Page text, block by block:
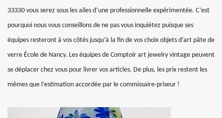
33330 vous serez sous les ailes d’une professionnelle expérimentée. C’est
pourquoi nous vous conseillons de ne pas vous inquiétez puisque ses
équipes resteront à vos côtés jusqu’à la fin de vos choix objets d’art pâte de
verre École de Nancy. Les équipes de Comptoir art jewelry vintage peuvent
se déplacer chez vous pour livrer vos articles. De plus, les prix restent les
mêmes que l’estimation accordée par le commissaire-priseur !